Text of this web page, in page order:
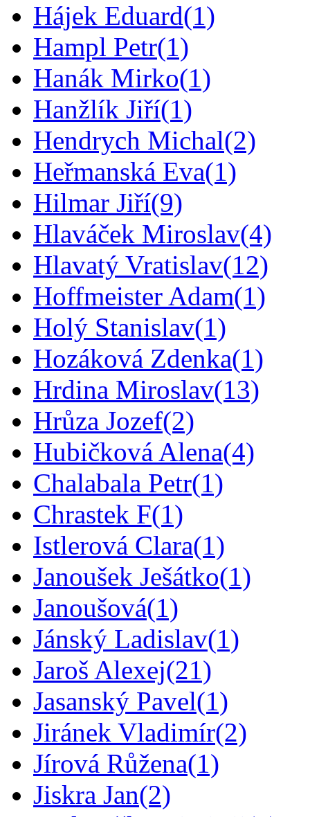
Hájek Eduard(1)
Hampl Petr(1)
Hanák Mirko(1)
Hanžlík Jiří(1)
Hendrych Michal(2)
Heřmanská Eva(1)
Hilmar Jiří(9)
Hlaváček Miroslav(4)
Hlavatý Vratislav(12)
Hoffmeister Adam(1)
Holý Stanislav(1)
Hozáková Zdenka(1)
Hrdina Miroslav(13)
Hrůza Jozef(2)
Hubičková Alena(4)
Chalabala Petr(1)
Chrastek F(1)
Istlerová Clara(1)
Janoušek Ješátko(1)
Janoušová(1)
Jánský Ladislav(1)
Jaroš Alexej(21)
Jasanský Pavel(1)
Jiránek Vladimír(2)
Jírová Růžena(1)
Jiskra Jan(2)